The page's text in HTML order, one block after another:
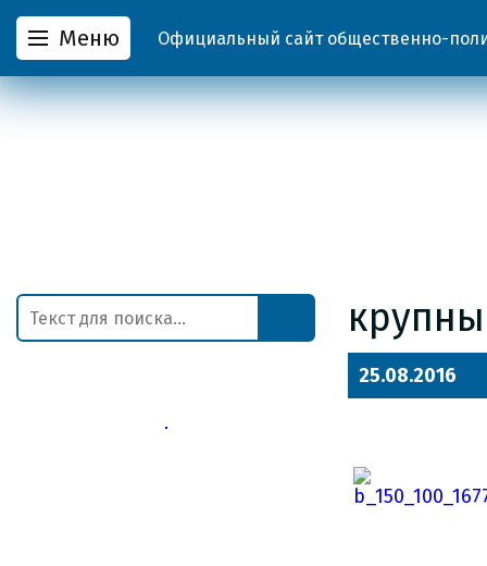
Меню Официальный сайт общественно-
25.08.2016